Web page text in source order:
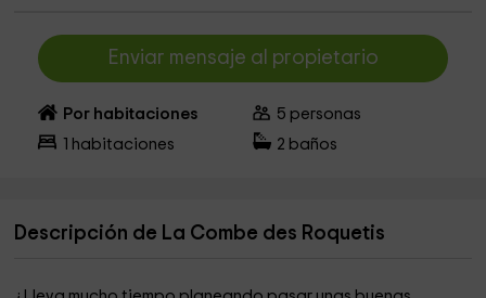
Enviar mensaje al propietario
Por habitaciones 5 personas
habitaciones 2 baños
Descripción de La Combe des Roquetis